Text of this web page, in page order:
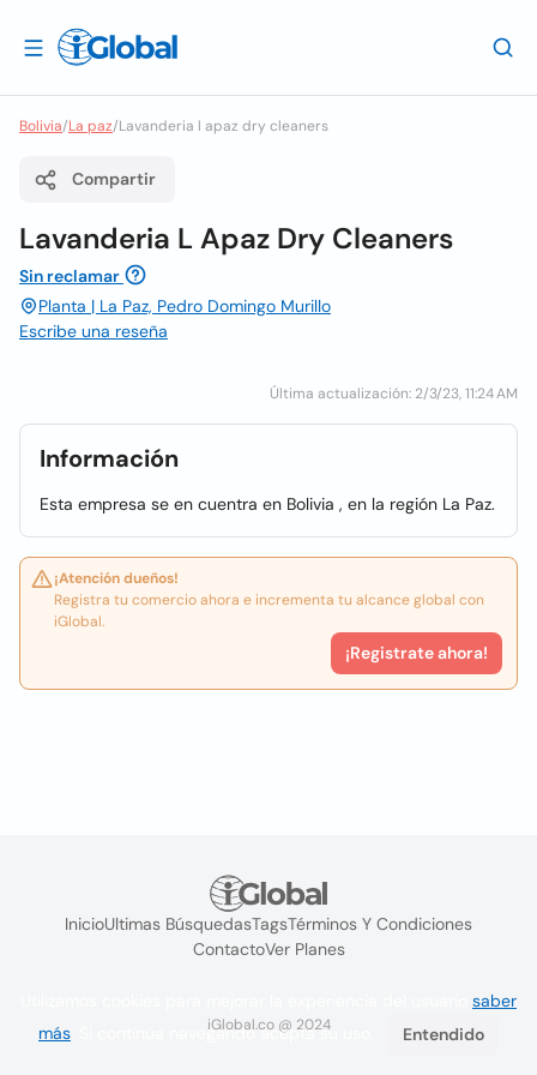
Bolivia/La paz/Lavanderia l apaz dry cleaners
Compartir
Lavanderia L Apaz Dry Cleaners
Sin reclamar
Planta | La Paz, Pedro Domingo Murillo
Escribe una reseña
Última actualización: 2/3/23, 11:24 AM
Información
Esta empresa se en cuentra en Bolivia , en la región La Paz.
¡Atención dueños!
Registra tu comercio ahora e incrementa tu alcance global con
iGlobal.
¡Registrate ahora!
InicioUltimas BúsquedasTagsTérminos Y Condiciones
ContactoVer Planes
iGlobal.co @ 2024
saber
más . Si continúa navegando acepta su uso. Entendido